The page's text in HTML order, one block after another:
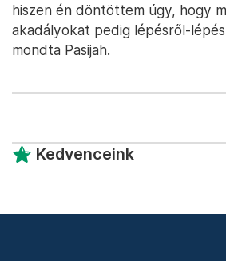
hiszen én döntöttem úgy, hogy
akadályokat pedig lépésről-
mondta Pasijah.
Kedvenceink